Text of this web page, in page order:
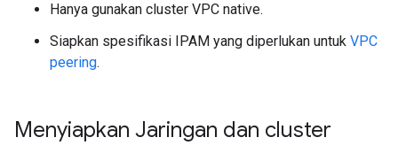
Hanya gunakan cluster VPC native.
Siapkan spesifikasi IPAM yang diperlukan untuk VPC
peering.
Menyiapkan Jaringan dan cluster